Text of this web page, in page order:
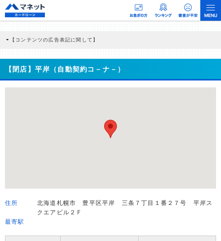
【コンテンツの広告表記に関して】
商品を根拠なくPRするものではなく、当編集部の調査／ユーザーへの口コミ収集な
どに基づき、公平性を担保した情報提供を行っています。
>提携企業一覧
【閉店】平岸（自動契約コ－ナ－）
住所
北海道札幌市 豊平区平岸 三条７丁目１番２７号 平岸ス
クエアビル２Ｆ
最寄駅